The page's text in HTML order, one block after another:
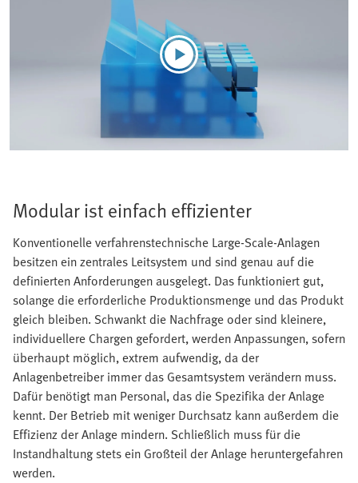
Modular ist einfach effizienter
Konventionelle verfahrenstechnische Large-Scale-Anlagen
besitzen ein zentrales Leitsystem und sind genau auf die
definierten Anforderungen ausgelegt. Das funktioniert gut,
solange die erforderliche Produktionsmenge und das Produkt
gleich bleiben. Schwankt die Nachfrage oder sind kleinere,
individuellere Chargen gefordert, werden Anpassungen, sofern
überhaupt möglich, extrem aufwendig, da der
Anlagenbetreiber immer das Gesamtsystem verändern muss.
Dafür benötigt man Personal, das die Spezifika der Anlage
kennt. Der Betrieb mit weniger Durchsatz kann außerdem die
Effizienz der Anlage mindern. Schließlich muss für die
Instandhaltung stets ein Großteil der Anlage heruntergefahren
werden.